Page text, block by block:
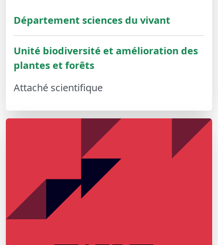
Département sciences du vivant
Unité biodiversité et amélioration des
plantes et forêts
Attaché scientifique